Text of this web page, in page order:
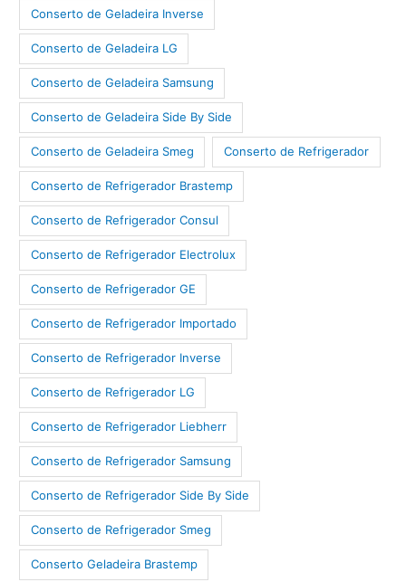
Conserto de Geladeira Inverse
Conserto de Geladeira LG
Conserto de Geladeira Samsung
Conserto de Geladeira Side By Side
Conserto de Geladeira Smeg Conserto de Refrigerador
Conserto de Refrigerador Brastemp
Conserto de Refrigerador Consul
Conserto de Refrigerador Electrolux
Conserto de Refrigerador GE
Conserto de Refrigerador Importado
Conserto de Refrigerador Inverse
Conserto de Refrigerador LG
Conserto de Refrigerador Liebherr
Conserto de Refrigerador Samsung
Conserto de Refrigerador Side By Side
Conserto de Refrigerador Smeg
Conserto Geladeira Brastemp